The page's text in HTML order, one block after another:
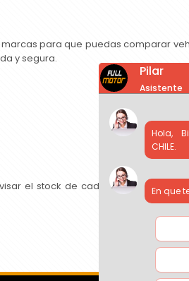
para que puedas comparar
y segura.
el stock de cada concesionario,
Pilar
Asistente
Hola,
CHILE.
En que